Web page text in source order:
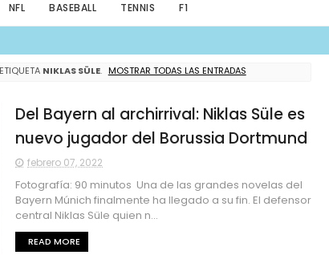
NFL BASEBALL TENNIS F1
NIKLAS SÜLE. MOSTRAR TODAS LAS ENTRADAS
Del Bayern al archirrival: Niklas Süle es
nuevo jugador del Borussia Dortmund
febrero 07, 2022
Fotografía: 90 minutos Una de las grandes novelas del
Bayern Múnich finalmente ha llegado a su fin. El defensor
central Niklas Süle quien n...
READ MORE